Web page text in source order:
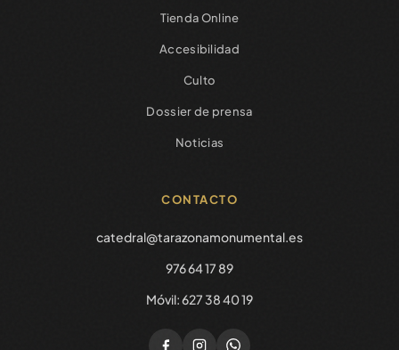
Tienda Online
Accesibilidad
Culto
Dossier de prensa
Noticias
CONTACTO
catedral@tarazonamonumental.es
976 64 17 89
Móvil: 627 38 40 19